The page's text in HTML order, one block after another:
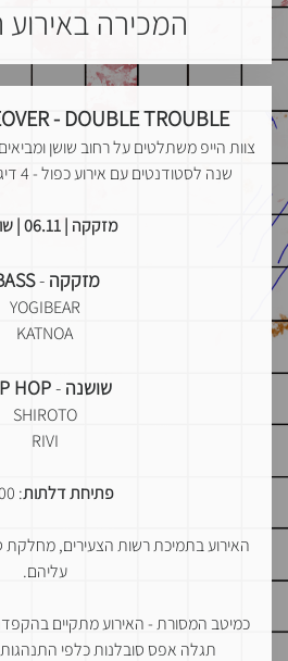
המכירה
- DOUBLE TROUBLE
שנה לסטודנטים עם אירוע כפול - 4 דיג'ייז, 2 במות, צוות אחד.
מזקקה | 06.11 | שושנה
מזקקה -
YOGIBEAR
KATNOA
שושנה -
HOP:
SHIROTO
RIVI
פתיחת דלתות: 22:00
האירוע בתמיכת רשות הצעירים,
עליהם.
כמיטב המסורת - האירוע מתקיים
תגלה אפס סובלנות כלפי